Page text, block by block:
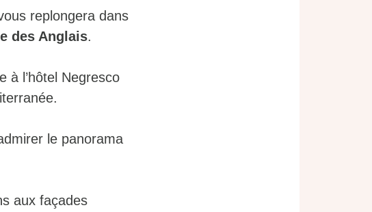
replongera dans
des Anglais.
à l’hôtel Negresco
le panorama
aux façades